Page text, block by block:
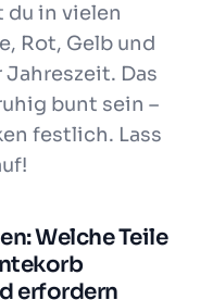
du in vielen
Rot, Gelb und
Jahreszeit. Das
bunt sein –
festlich. Lass
Welche Teile
erfordern